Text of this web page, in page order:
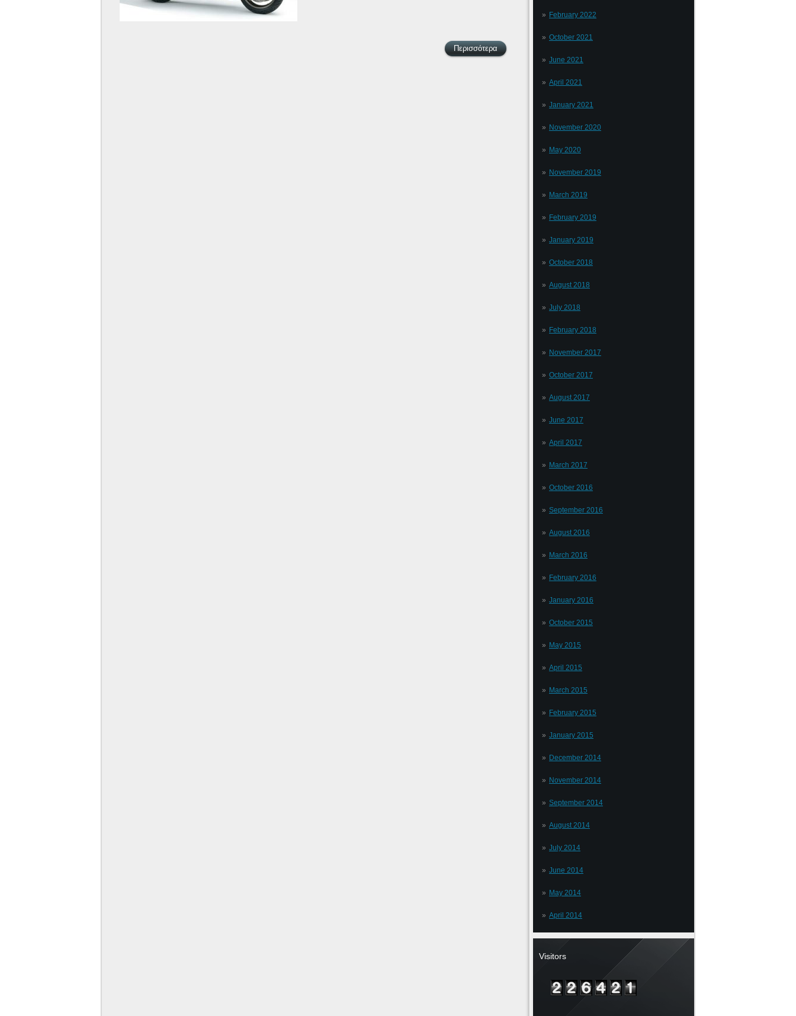
February 2022
October 2021
June 2021
April 2021
January 2021
November 2020
May 2020
November 2019
March 2019
February 2019
January 2019
October 2018
August 2018
July 2018
February 2018
November 2017
October 2017
August 2017
June 2017
April 2017
March 2017
October 2016
September 2016
August 2016
March 2016
February 2016
January 2016
October 2015
May 2015
April 2015
March 2015
February 2015
January 2015
December 2014
November 2014
September 2014
August 2014
July 2014
June 2014
May 2014
April 2014
Visitors
Περισσότερα